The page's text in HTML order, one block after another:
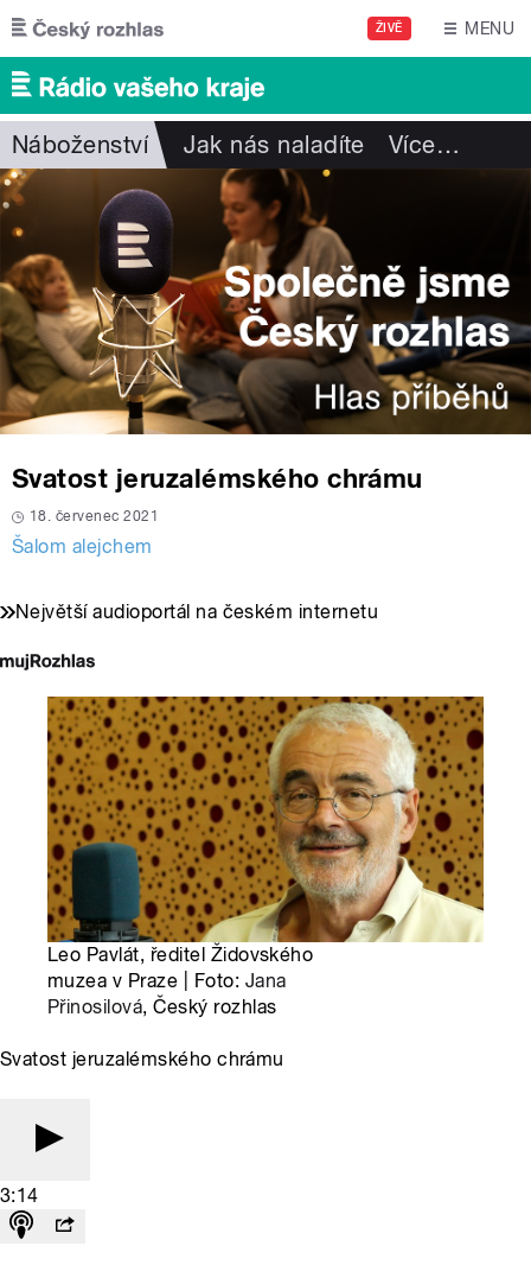
Přejít k hlavnímu obsahu
ŽIVĚ MENU
Náboženství Jak nás naladíte Více…
Svatost jeruzalémského chrámu
18. červenec 2021
Šalom alejchem
Největší audioportál na českém internetu
Leo Pavlát, ředitel Židovského
muzea v Praze | Foto: Jana
Přinosilová, Český rozhlas
Svatost jeruzalémského chrámu
3:14